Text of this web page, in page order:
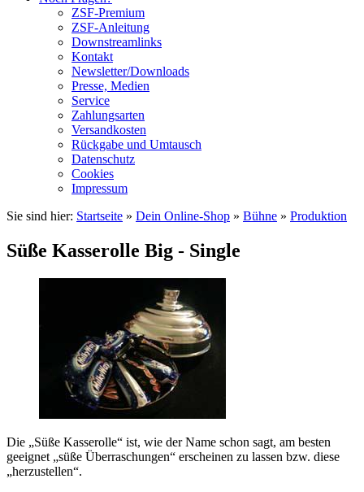
ZSF-Premium
ZSF-Anleitung
Downstreamlinks
Kontakt
Newsletter/Downloads
Presse, Medien
Service
Zahlungsarten
Versandkosten
Rückgabe und Umtausch
Datenschutz
Cookies
Impressum
Sie sind hier: Startseite » Dein Online-Shop » Bühne » Produktion
Süße Kasserolle Big - Single
Die „Süße Kasserolle“ ist, wie der Name schon sagt, am besten
geeignet „süße Überraschungen“ erscheinen zu lassen bzw. diese
„herzustellen“.